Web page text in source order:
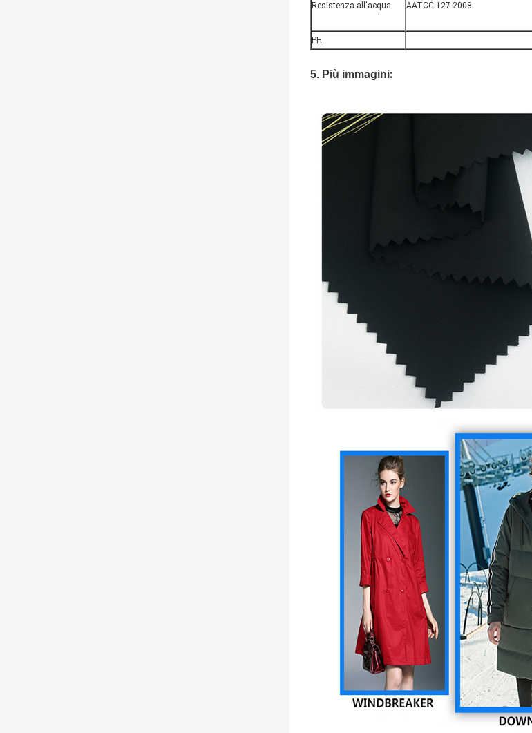
Resistenza all'acqua
AATCC-127-2008
PH
5. Più immagini: